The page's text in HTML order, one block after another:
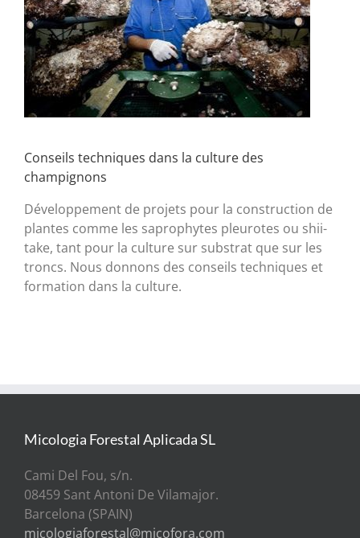
Conseils techniques dans la culture des
champignons
Développement de projets pour la construction de
plantes comme les saprophytes pleurotes ou shii-
take, tant pour la culture sur substrat que sur les
troncs. Nous donnons des conseils techniques et
formation dans la culture.
Micologia Forestal Aplicada SL
Cami Del Fou, s/n.
08459 Sant Antoni De Vilamajor.
Barcelona (SPAIN)
micologiaforestal@micofora.com